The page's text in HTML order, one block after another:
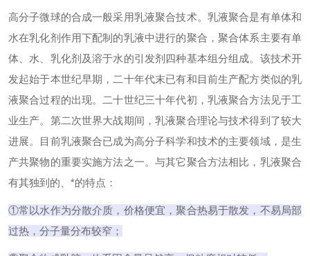
高分子微球的合成一般采用乳液聚合技术。乳液聚合是有单体和
水在乳化剂作用下配制的乳液中进行的聚合，聚合体系主要有单
体、水、乳化剂及溶于水的引发剂四种基本组分组成。该技术开
发起始于本世纪早期，二十年代末已有和目前生产配方类似的乳
液聚合过程的出现。二十世纪三十年代初，乳液聚合方法见于工
业生产。第二次世界大战期间，乳液聚合理论与技术得到了较大
进展。目前乳液聚合已成为高分子科学和技术的主要领域，是生
产共聚物的重要实施方法之一。与其它聚合方法相比，乳液聚合
有其独到的、*的特点：
①常以水作为分散介质，价格便宜，聚合热易于散发，不易局部
过热，分子量分布较窄；